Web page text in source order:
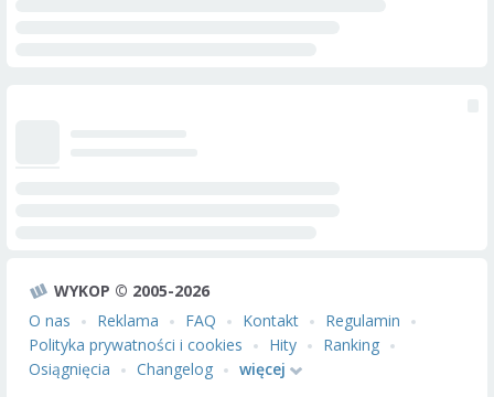
WYKOP © 2005-2026
O nas
Reklama FAQ Kontakt
Regulamin
Polityka prywatności i cookies
Hity
Ranking
Osiągnięcia
Changelog więcej